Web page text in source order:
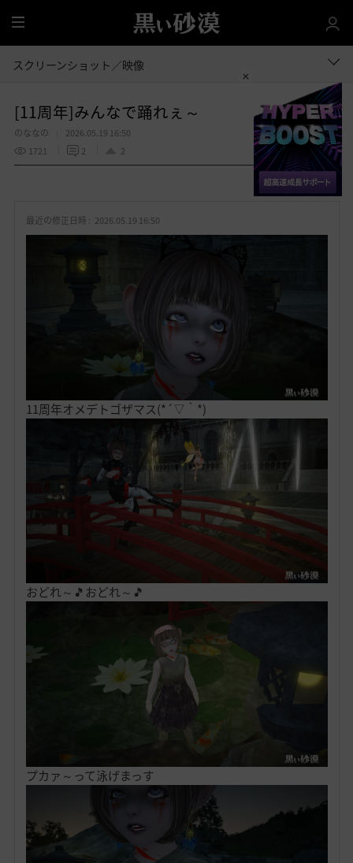
全
体
スクリーンショット／映像
[11周年]みんなで踊れぇ～
のななの
2026.05.19 16:50
1721
2 2
お 共有する
最近の修正日時 : 2026.05.19 16:50
11周年オメデトゴザマス(*´▽｀*)
おどれ～🎵おどれ～🎵
プカァ～って泳げまっす